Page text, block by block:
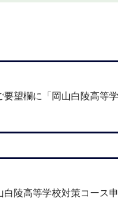
望欄に「岡山白陵高等
陵高等学校対策コース